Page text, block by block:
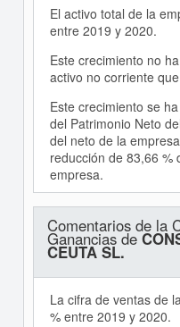
El activo total de la
entre 2019 y 2020.
Este crecimiento no
activo no corriente
Este crecimiento se
del Patrimonio Neto
del neto de la
reducción de 83,66 %
empresa.
Comentarios de la
Ganancias de
CEUTA SL.
La cifra de ventas de
% entre 2019 y 2020.